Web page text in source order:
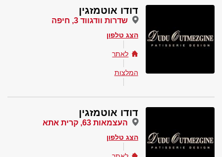
דודו אוטמזגין
שדרות וודגווד 3, חיפה
הצג טלפון
לאתר
המלצות
דודו אוטמזגין
העצמאות 63, קרית אתא
הצג טלפון